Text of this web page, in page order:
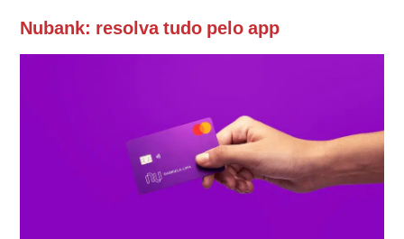
Nubank: resolva tudo pelo app